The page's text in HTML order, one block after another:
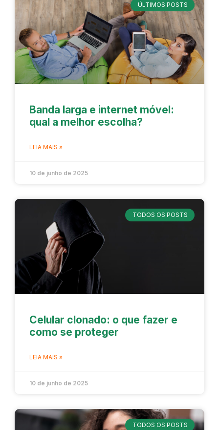
ÚLTIMOS POSTS
Banda larga e internet móvel:
qual a melhor escolha?
LEIA MAIS »
10 de junho de 2025
TODOS OS POSTS
Celular clonado: o que fazer e
como se proteger
LEIA MAIS »
10 de junho de 2025
TODOS OS POSTS